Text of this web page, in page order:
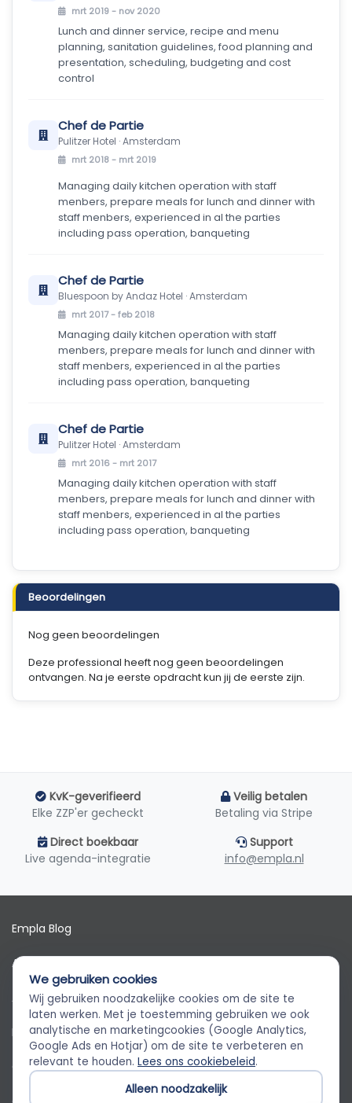
mrt 2019 - nov 2020
Lunch and dinner service, recipe and menu
planning, sanitation guidelines, food planning and
presentation, scheduling, budgeting and cost
control
Chef de Partie
Pulitzer Hotel · Amsterdam
mrt 2018 - mrt 2019
Managing daily kitchen operation with staff
menbers, prepare meals for lunch and dinner with
staff menbers, experienced in al the parties
including pass operation, banqueting
Chef de Partie
Bluespoon by Andaz Hotel · Amsterdam
mrt 2017 - feb 2018
Managing daily kitchen operation with staff
menbers, prepare meals for lunch and dinner with
staff menbers, experienced in al the parties
including pass operation, banqueting
Chef de Partie
Pulitzer Hotel · Amsterdam
mrt 2016 - mrt 2017
Managing daily kitchen operation with staff
menbers, prepare meals for lunch and dinner with
staff menbers, experienced in al the parties
including pass operation, banqueting
Beoordelingen
Nog geen beoordelingen
Deze professional heeft nog geen beoordelingen
ontvangen. Na je eerste opdracht kun jij de eerste zijn.
KvK-geverifieerd
Elke ZZP'er gecheckt
Veilig betalen
Betaling via Stripe
Direct boekbaar
Live agenda-integratie
Support
info@empla.nl
Empla Blog
Algemene voorwaarden
AVG
Privacybeleid
Cookiebeleid
Empla Assistent
Altijd beschikbaar, stel een vraag
We gebruiken cookies
Wij gebruiken noodzakelijke cookies om de site te
laten werken. Met je toestemming gebruiken we ook
analytische en marketingcookies (Google Analytics,
Google Ads en Hotjar) om de site te verbeteren en
relevant te houden. Lees ons cookiebeleid.
Alleen noodzakelijk